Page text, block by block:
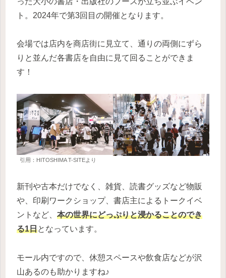
ト。2024年で第3回目の開催となります。
会場では店内を商店街に見立て、通りの両側にずら
りと並んだ各書店を自由に見て回ることができま
す！
引用：HITOSHIMA T-SITEより
新刊や古本だけでなく、雑貨、読書グッズなど物販
や、印刷ワークショップ、書店主によるトークイベ
ントなど、 本の世界にどっぷりと浸かることのでき
る1日となっています。
モール内ですので、休憩スペースや飲食店などが沢
山あるのも助かりますね♪